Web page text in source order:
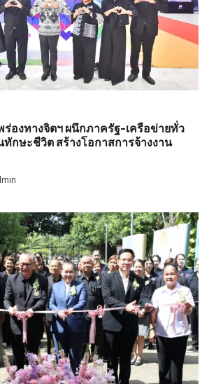
องทางจิตฯ ผนึกภาครัฐ-เครือข่ายทั่ว
ทักษะชีวิต สร้างโอกาสการจ้างงาน